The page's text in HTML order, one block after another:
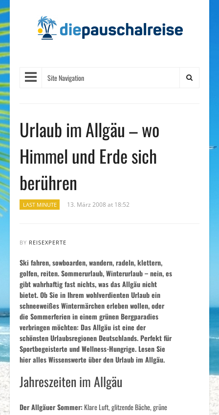
Site Navigation
Urlaub im Allgäu – wo
Himmel und Erde sich
berühren
LAST MINUTE 13. März 2008 at 18:52
BY REISEXPERTE
Ski fahren, sowboarden, wandern, radeln, klettern,
golfen, reiten. Sommerurlaub, Winterurlaub – nein, es
gibt wahrhaftig fast nichts, was das Allgäu nicht
bietet. Ob Sie in Ihrem wohlverdienten Urlaub ein
schneeweißes Wintermärchen erleben wollen, oder
die Sommerferien in einem grünen Bergparadies
verbringen möchten: Das Allgäu ist eine der
schönsten Urlaubsregionen Deutschlands. Perfekt für
Sportbegeisterte und Wellness-Hungrige. Lesen Sie
hier alles Wissenswerte über den Urlaub im Allgäu.
Jahreszeiten im Allgäu
Der Allgäuer Sommer: Klare Luft, glitzende Bäche, grüne